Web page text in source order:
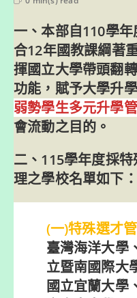
一、本部自110學
合12年國教課綱著
揮國立大學帶頭翻
功能，賦予大學升
弱勢學生多元升學
會流動之目的。
二、115學年度採
理之學校名單如下：
(一)特殊選才
臺灣海洋大學
立暨南國際大
國立宜蘭大學